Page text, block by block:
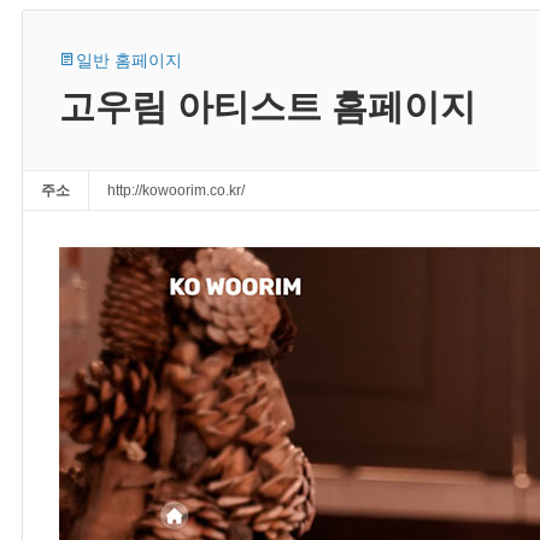
일반 홈페이지
고우림 아티스트 홈페이지
주소 http://kowoorim.co.kr/